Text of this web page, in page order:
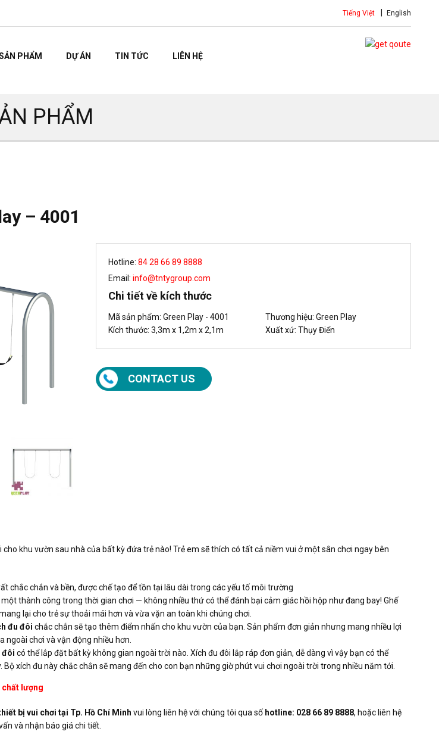
Tiếng Việt English
PHẨM DỰ ÁN TIN TỨC LIÊN HỆ
PHẨM
– 4001
Hotline: 84 28 66 89 8888
Email: info@tntygroup.com
Chi tiết về kích thước
Mã sản phẩm: Green Play - 4001
Thương hiệu: Green Play
Kích thước: 3,3m x 1,2m x 2,1m
Xuất xứ: Thụy Điển
CONTACT US
khu vườn sau nhà của bất kỳ đứa trẻ nào! Trẻ em sẽ thích có tất cả niềm vui ở một sân chơi ngay bên
chắc chắn và bền, được chế tạo để tồn tại lâu dài trong các yếu tố môi trường
thành công trong thời gian chơi — không nhiều thứ có thể đánh bại cảm giác hồi hộp như đang bay! Ghế
lại cho trẻ sự thoải mái hơn và vừa vặn an toàn khi chúng chơi.
đu đôi chắc chắn sẽ tạo thêm điểm nhấn cho khu vườn của bạn. Sản phẩm đơn giản nhưng mang nhiều lợi
ngoài chơi và vận động nhiều hơn.
đôi có thể lắp đặt bất kỳ không gian ngoài trời nào. Xích đu đôi lắp ráp đơn giản, dễ dàng vì vậy bạn có thể
Bộ xích đu này chắc chắn sẽ mang đến cho con bạn những giờ phút vui chơi ngoài trời trong nhiều năm tới.
lượng
bị vui chơi tại Tp. Hồ Chí Minh vui lòng liên hệ với chúng tôi qua số hotline: 028 66 89 8888, hoặc liên hệ
và nhận báo giá chi tiết.